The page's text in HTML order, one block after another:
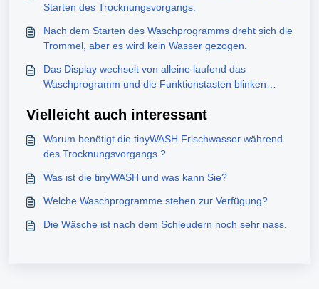
Starten des Trocknungsvorgangs.
Nach dem Starten des Waschprogramms dreht sich die
Trommel, aber es wird kein Wasser gezogen.
Das Display wechselt von alleine laufend das
Waschprogramm und die Funktionstasten blinken
Vielleicht auch interessant
Warum benötigt die tinyWASH Frischwasser während
des Trocknungsvorgangs ?
Was ist die tinyWASH und was kann Sie?
Welche Waschprogramme stehen zur Verfügung?
Die Wäsche ist nach dem Schleudern noch sehr nass.